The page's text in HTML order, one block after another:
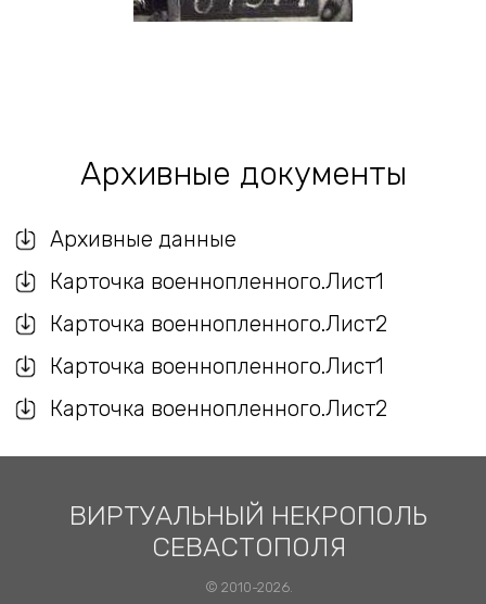
Архивные документы
Архивные данные
Карточка военнопленного.Лист1
Карточка военнопленного.Лист2
Карточка военнопленного.Лист1
Карточка военнопленного.Лист2
ВИРТУАЛЬНЫЙ НЕКРОПОЛЬ
СЕВАСТОПОЛЯ
© 2010-2026.